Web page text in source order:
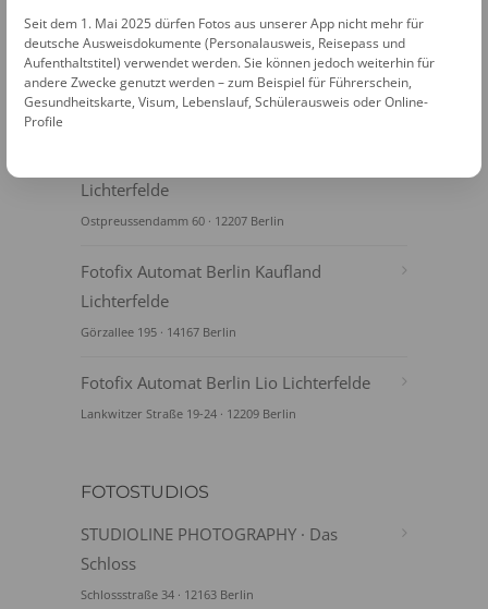
Lichterfelde
Ostpreussendamm 60 · 12207 Berlin
Fotofix Automat Berlin Kaufland
Lichterfelde
Görzallee 195 · 14167 Berlin
Fotofix Automat Berlin Lio Lichterfelde
Lankwitzer Straße 19-24 · 12209 Berlin
FOTOSTUDIOS
STUDIOLINE PHOTOGRAPHY · Das
Schloss
Schlossstraße 34 · 12163 Berlin
Seit dem 1. Mai 2025 dürfen Fotos aus unserer App nicht mehr für
deutsche Ausweisdokumente (Personalausweis, Reisepass und
Aufenthaltstitel) verwendet werden. Sie können jedoch weiterhin für
andere Zwecke genutzt werden – zum Beispiel für Führerschein,
Gesundheitskarte, Visum, Lebenslauf, Schülerausweis oder Online-
Profile